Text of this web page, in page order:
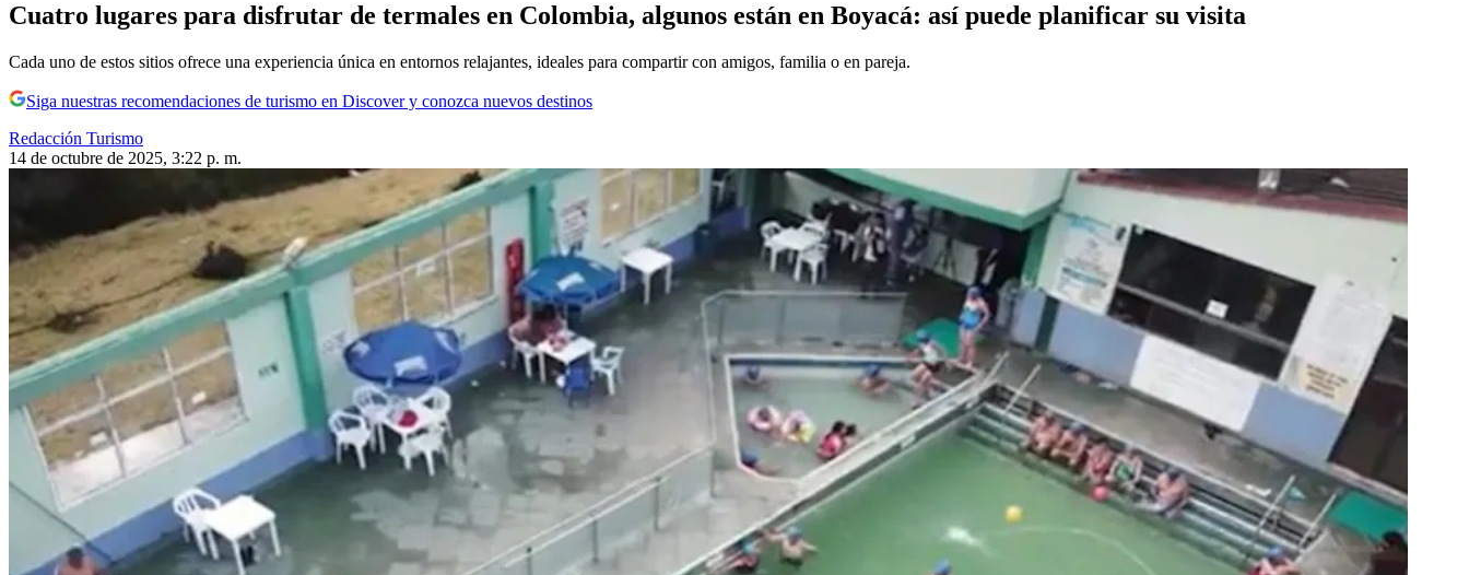
Cuatro lugares para disfrutar de termales en Colombia, algunos están en Boyacá: así puede planificar su visita
Cada uno de estos sitios ofrece una experiencia única en entornos relajantes, ideales para compartir con amigos, familia o en pareja.
Siga nuestras recomendaciones de turismo en Discover y conozca nuevos destinos
Redacción Turismo
14 de octubre de 2025, 3:22 p. m.